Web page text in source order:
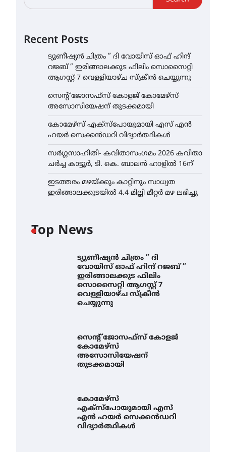
Recent Posts
ട്യുണീഷ്യൻ ചിത്രം ” ദി വോയിസ് ഓഫ് ഹിന്ദ്
റജബ് ” ഇരിങ്ങാലക്കുട ഫിലിം സൊസൈറ്റി
ആഗസ്റ്റ് 7 വെള്ളിയാഴ്ച സ്‌ക്രീൻ ചെയ്യുന്നു
സെന്റ് ജോസഫ്സ് കോളജ് കോമേഴ്‌സ്
അസോസിയേഷന് തുടക്കമായി
കോമേഴ്സ് എക്സ്പോയുമായി എസ് എൻ
ഹയർ സെക്കൻഡറി വിദ്യാർത്ഥികൾ
സർഗ്ഗസാഹിതി- കവിതാസംഗമം 2026 കവിതാ
ചർച്ച കാട്ടൂർ, ടി. കെ. ബാലൻ ഹാളിൽ 16ന്
ഇടത്തരം മഴയ്ക്കും കാറ്റിനും സാധ്യത
ഇരിങ്ങാലക്കുടയിൽ 4.4 മില്ലി മീറ്റർ മഴ ലഭിച്ചു
Top News
ട്യുണീഷ്യൻ ചിത്രം ” ദി
വോയിസ് ഓഫ് ഹിന്ദ് റജബ് ”
ഇരിങ്ങാലക്കുട ഫിലിം
സൊസൈറ്റി ആഗസ്റ്റ് 7
വെള്ളിയാഴ്ച സ്‌ക്രീൻ
ചെയ്യുന്നു
സെന്റ് ജോസഫ്സ് കോളജ്
കോമേഴ്‌സ്
അസോസിയേഷന്
തുടക്കമായി
കോമേഴ്സ്
എക്സ്പോയുമായി എസ്
എൻ ഹയർ സെക്കൻഡറി
വിദ്യാർത്ഥികൾ